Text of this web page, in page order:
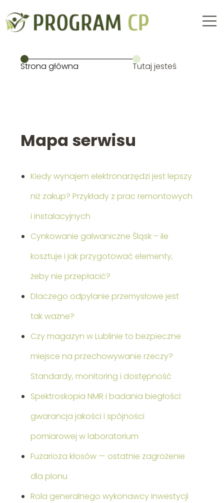
Strona główna Tutaj jesteś
Mapa serwisu
Kiedy wynajem elektronarzędzi jest lepszy
niż zakup? Przykłady z prac remontowych
i instalacyjnych
Cynkowanie galwaniczne Śląsk – ile
kosztuje i jak przygotować elementy,
żeby nie przepłacić?
Dlaczego odpylanie przemysłowe jest
tak ważne?
Czy magazyn w Lublinie to bezpieczne
miejsce na przechowywanie rzeczy?
Standardy, monitoring i dostępność
Spektroskopia NMR i badania biegłości:
gwarancja jakości i spójności
pomiarowej w laboratorium
Fuzarioza kłosów — ostatnie zagrożenie
dla plonu
Rola generalnego wykonawcy inwestycji